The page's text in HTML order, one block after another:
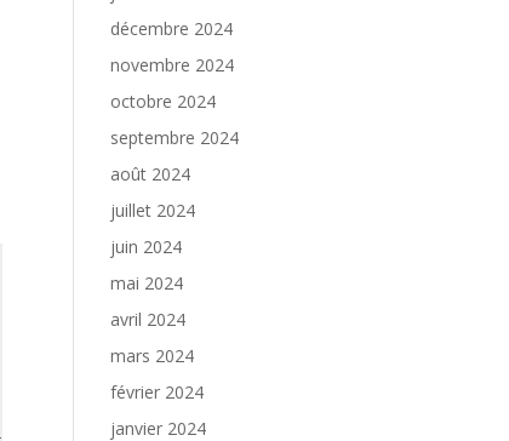
décembre 2024
novembre 2024
octobre 2024
septembre 2024
août 2024
juillet 2024
juin 2024
mai 2024
avril 2024
mars 2024
février 2024
janvier 2024